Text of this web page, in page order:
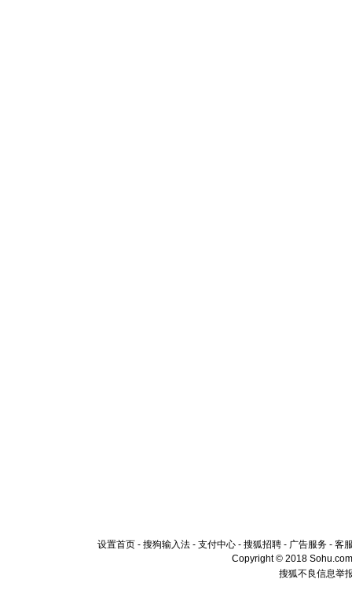
设置首页 - 搜狗输入法 - 支付中心 - 搜狐招聘 - 广告服务 - 客
Copyright © 2018
搜狐不良信息举